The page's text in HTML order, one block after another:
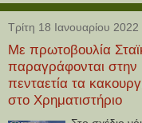
Τρίτη 18 Ιανουαρίου 2022
Με πρωτοβουλία
παραγράφονται στην
πενταετία τα
στο Χρηματιστήριο